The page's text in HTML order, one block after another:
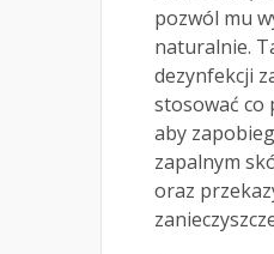
pozwól mu
naturalnie.
dezynfekcji
stosować co
aby
zapalnym
oraz